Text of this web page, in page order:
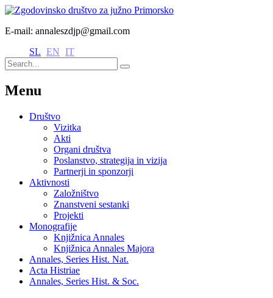
E-mail: annaleszdjp@gmail.com
SL EN IT
Menu
Društvo
Vizitka
Akti
Organi društva
Poslanstvo, strategija in vizija
Partnerji in sponzorji
Aktivnosti
Založništvo
Znanstveni sestanki
Projekti
Monografije
Knjižnica Annales
Knjižnica Annales Majora
Annales, Series Hist. Nat.
Acta Histriae
Annales, Series Hist. & Soc.